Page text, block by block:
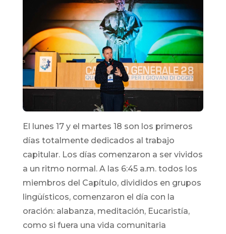
El lunes 17 y el martes 18 son los primeros
días totalmente dedicados al trabajo
capitular. Los días comenzaron a ser vividos
a un ritmo normal. A las 6:45 a.m. todos los
miembros del Capítulo, divididos en grupos
lingüísticos, comenzaron el día con la
oración: alabanza, meditación, Eucaristía,
como si fuera una vida comunitaria